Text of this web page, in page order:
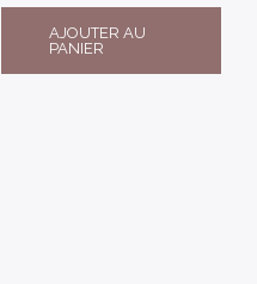
AJOUTER AU
PANIER